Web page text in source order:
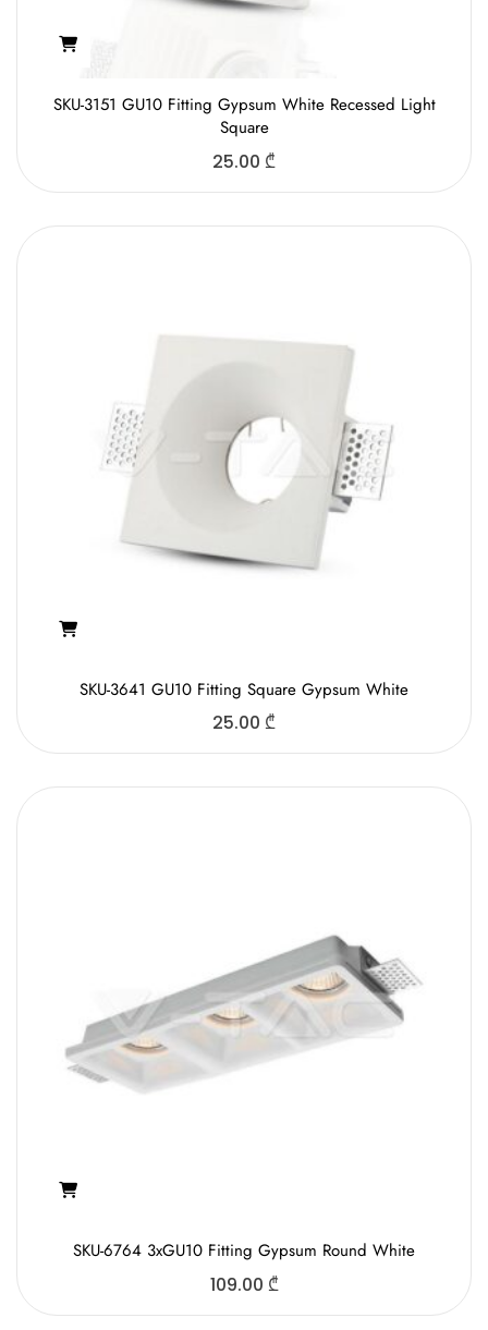
SKU-3151 GU10 Fitting Gypsum White Recessed Light
Square
25.00 ₾
SKU-3641 GU10 Fitting Square Gypsum White
25.00 ₾
SKU-6764 3xGU10 Fitting Gypsum Round White
109.00 ₾